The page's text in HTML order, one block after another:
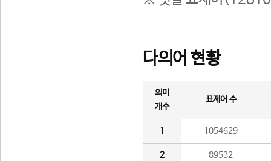
다의어 현황
의미
개수
표제어 수
1 1054629
2 89532